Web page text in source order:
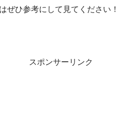
ひ参考にして見てください！
スポンサーリンク